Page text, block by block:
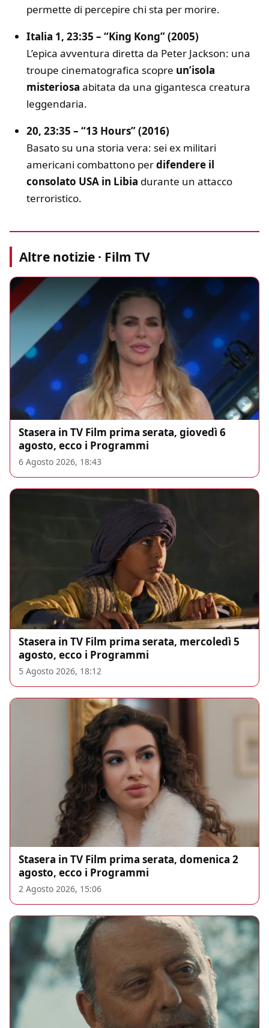
permette di percepire chi sta per morire.
Italia 1, 23:35 – “King Kong” (2005)
L’epica avventura diretta da Peter Jackson: una
troupe cinematografica scopre un’isola
misteriosa abitata da una gigantesca creatura
leggendaria.
20, 23:35 – “13 Hours” (2016)
Basato su una storia vera: sei ex militari
americani combattono perdifendere il
consolato USA in Libia durante un attacco
terroristico.
Altre notizie · Film TV
Stasera in TV Film prima serata, giovedì 6
agosto, ecco i Programmi
6 Agosto 2026, 18:43
Stasera in TV Film prima serata, mercoledì 5
agosto, ecco i Programmi
5 Agosto 2026, 18:12
Stasera in TV Film prima serata, domenica 2
agosto, ecco i Programmi
2 Agosto 2026, 15:06